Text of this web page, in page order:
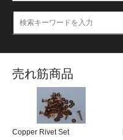
売れ筋商品
Copper Rivet Set